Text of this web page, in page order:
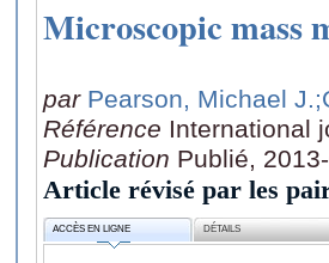
Microscopic mass
par Pearson, Michael J.
Référence International
Publication Publié,
Article révisé par les
ACCÈS EN LIGNE DÉTAILS